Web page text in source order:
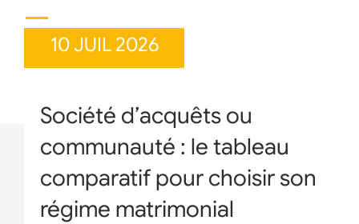
10 JUIL 2026
Société d’acquêts ou
communauté : le tableau
comparatif pour choisir son
régime matrimonial